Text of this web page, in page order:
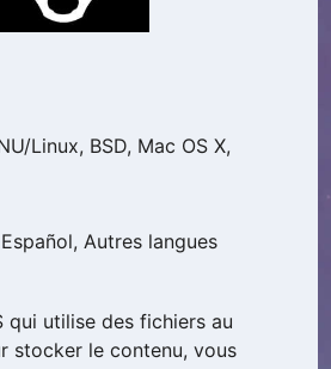
Linux, BSD, Mac OS X,
Autres langues
qui utilise des fichiers au
stocker le contenu, vous